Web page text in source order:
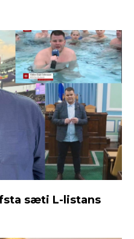
sæti L-listans